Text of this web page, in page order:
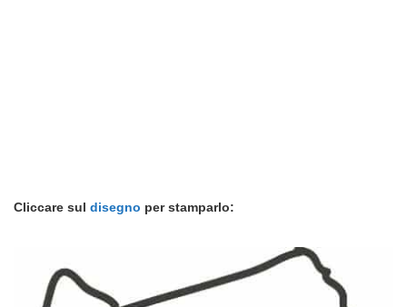
Cliccare sul disegno per stamparlo: